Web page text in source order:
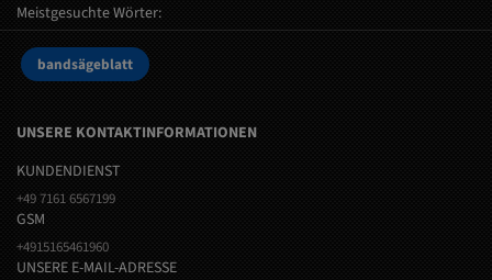
Meistgesuchte Wörter:
bandsägeblatt
UNSERE KONTAKTINFORMATIONEN
KUNDENDIENST
+49 7161 6567199
GSM
+4915165461960
UNSERE E-MAIL-ADRESSE